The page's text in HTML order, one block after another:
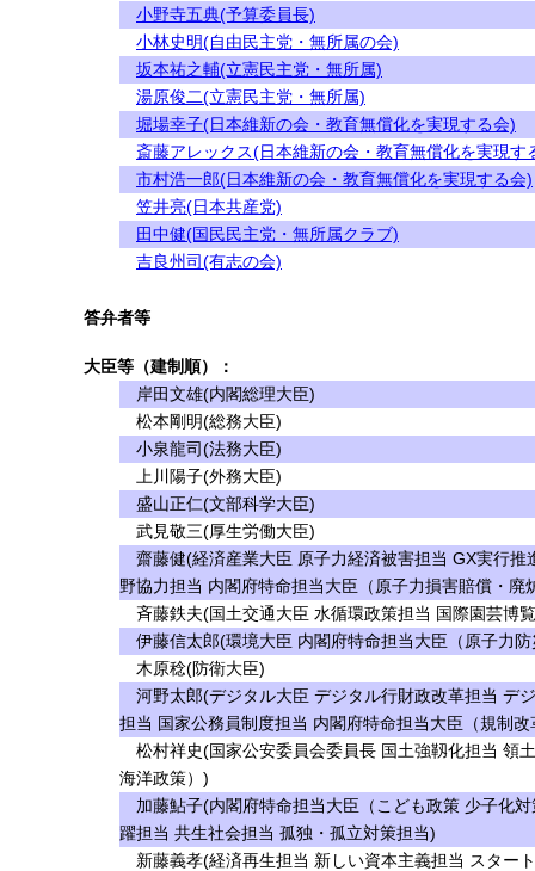
小野寺五典(予算委員長)
小林史明(自由民主党・無所属の会)
坂本祐之輔(立憲民主党・無所属)
湯原俊二(立憲民主党・無所属)
堀場幸子(日本維新の会・教育無償化を実現する会)
斎藤アレックス(日本維新の会・教育無償化を実現す
市村浩一郎(日本維新の会・教育無償化を実現する会)
笠井亮(日本共産党)
田中健(国民民主党・無所属クラブ)
吉良州司(有志の会)
答弁者等
大臣等（建制順）：
岸田文雄(内閣総理大臣)
松本剛明(総務大臣)
小泉龍司(法務大臣)
上川陽子(外務大臣)
盛山正仁(文部科学大臣)
武見敬三(厚生労働大臣)
齋藤健(経済産業大臣 原子力経済被害担当 GX実行推
野協力担当 内閣府特命担当大臣（原子力損害賠償・廃
斉藤鉄夫(国土交通大臣 水循環政策担当 国際園芸博
伊藤信太郎(環境大臣 内閣府特命担当大臣（原子力防
木原稔(防衛大臣)
河野太郎(デジタル大臣 デジタル行財政改革担当 デ
担当 国家公務員制度担当 内閣府特命担当大臣（規制改
松村祥史(国家公安委員会委員長 国土強靱化担当 領
海洋政策）)
加藤鮎子(内閣府特命担当大臣（こども政策 少子化
躍担当 共生社会担当 孤独・孤立対策担当)
新藤義孝(経済再生担当 新しい資本主義担当 スター